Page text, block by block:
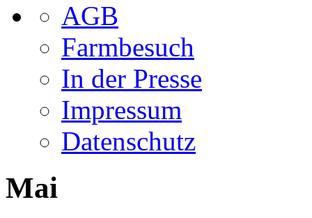
AGB
Farmbesuch
In der Presse
Impressum
Datenschutz
Mai